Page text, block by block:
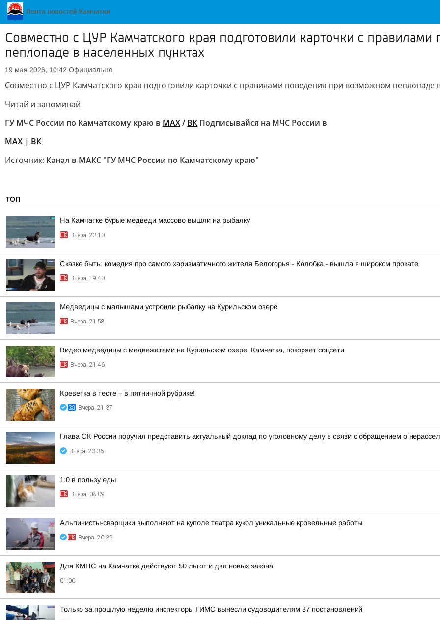
Совместно с ЦУР Камчатского края подготовили карточки с
пеплопаде в населенных пунктах
19 мая 2026, 10:42 Официально
Совместно с ЦУР Камчатского края подготовили карточки с правилами поведения при возможном пеплопаде
Читай и запоминай
ГУ МЧС России по Камчатскому краю в МАХ/ ВК Подписывайся на МЧС России в
MAX | ВК
Источник: Канал в МАКС "ГУ МЧС России по Камчатскому краю"
ТОП
На Камчатке бурые медведи массово вышли на рыбалку
Вчера, 23:10
Сказке быть: комедия про самого харизматичного жителя Белогорья - Колобка - вышла в широком прокате
Вчера, 19:40
Медведицы с малышами устроили рыбалку на Курильском озере
Вчера, 21:58
Видео медведицы с медвежатами на Курильском озере, Камчатка, покоряет соцсети
Вчера, 21:46
Креветка в тесте – в пятничной рубрике!
Вчера, 21:37
Глава СК России поручил представить актуальный доклад по уголовному делу в связи с обращением о
Вчера, 23:36
1:0 в пользу еды
Вчера, 08:09
Альпинисты-сварщики выполняют на куполе театра кукол уникальные кровельные работы
Вчера, 20:36
Для КМНС на Камчатке действуют 50 льгот и два новых закона
01:00
Только за прошлую неделю инспекторы ГИМС вынесли судоводителям 37 постановлений